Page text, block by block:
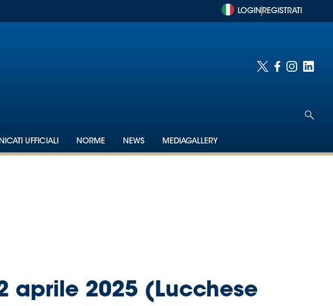
LOGIN REGISTRATI
UFFICIALI NORME NEWS MEDIAGALLERY
2 aprile 2025 (Lucchese